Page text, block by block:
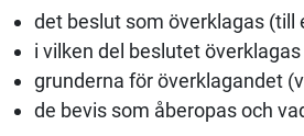
det beslut som överklagas
i vilken del beslutet
grunderna för överklagandet
de bevis som åberopas och